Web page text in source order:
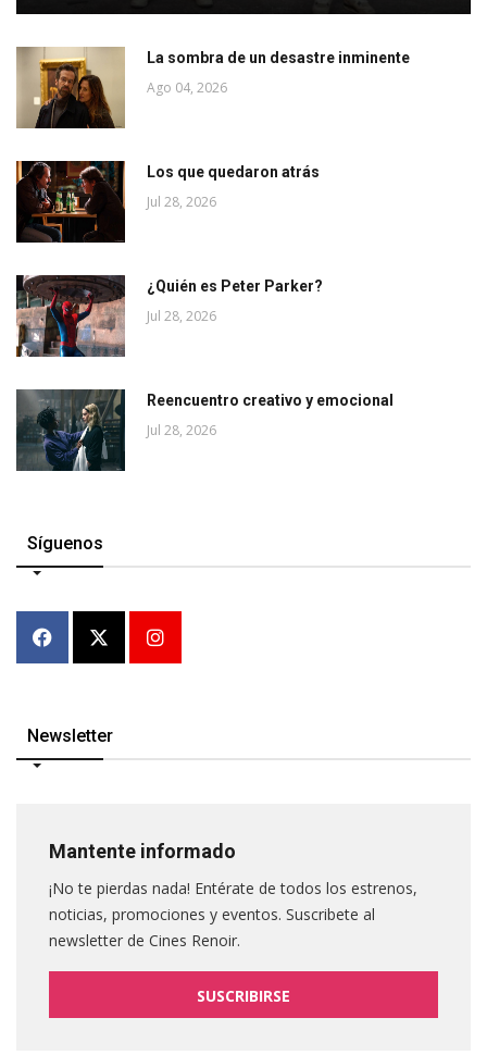
La sombra de un desastre inminente
Ago 04, 2026
Los que quedaron atrás
Jul 28, 2026
¿Quién es Peter Parker?
Jul 28, 2026
Reencuentro creativo y emocional
Jul 28, 2026
Síguenos
Newsletter
Mantente informado
¡No te pierdas nada! Entérate de todos los estrenos,
noticias, promociones y eventos. Suscribete al
newsletter de Cines Renoir.
SUSCRIBIRSE